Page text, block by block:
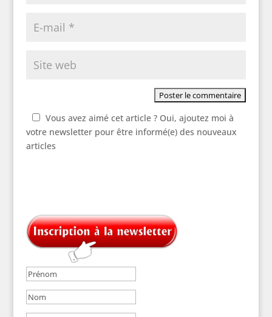
Vous avez aimé cet article ? Oui, ajoutez moi à
votre newsletter pour être informé(e) des nouveaux
articles